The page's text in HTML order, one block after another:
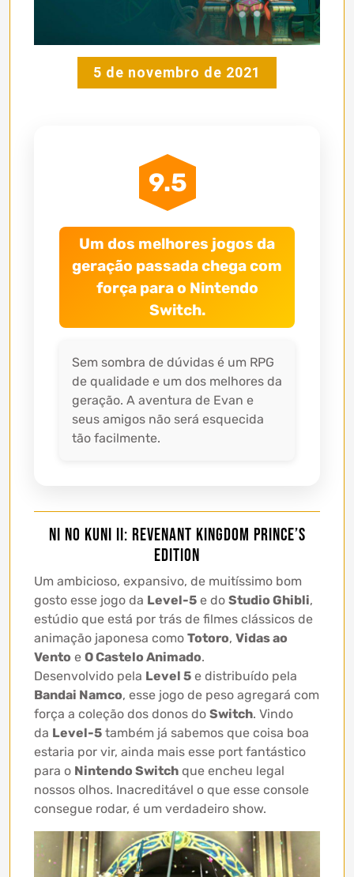
5 de novembro de 2021
9.5
Um dos melhores jogos da
geração passada chega com
força para o Nintendo
Switch.
Sem sombra de dúvidas é um RPG
de qualidade e um dos melhores da
geração. A aventura de Evan e
seus amigos não será esquecida
tão facilmente.
Ni no Kuni II: Revenant Kingdom PRINCE’S
EDITION
Um ambicioso, expansivo, de muitíssimo bom
gosto esse jogo da Level-5 e do Studio Ghibli,
estúdio que está por trás de filmes clássicos de
animação japonesa como Totoro, Vidas ao
Vento e O Castelo Animado.
Desenvolvido pela Level 5 e distribuído pela
Bandai Namco, esse jogo de peso agregará com
força a coleção dos donos do Switch. Vindo
da Level-5 também já sabemos que coisa boa
estaria por vir, ainda mais esse port fantástico
para o Nintendo Switch que encheu legal
nossos olhos. Inacreditável o que esse console
consegue rodar, é um verdadeiro show.